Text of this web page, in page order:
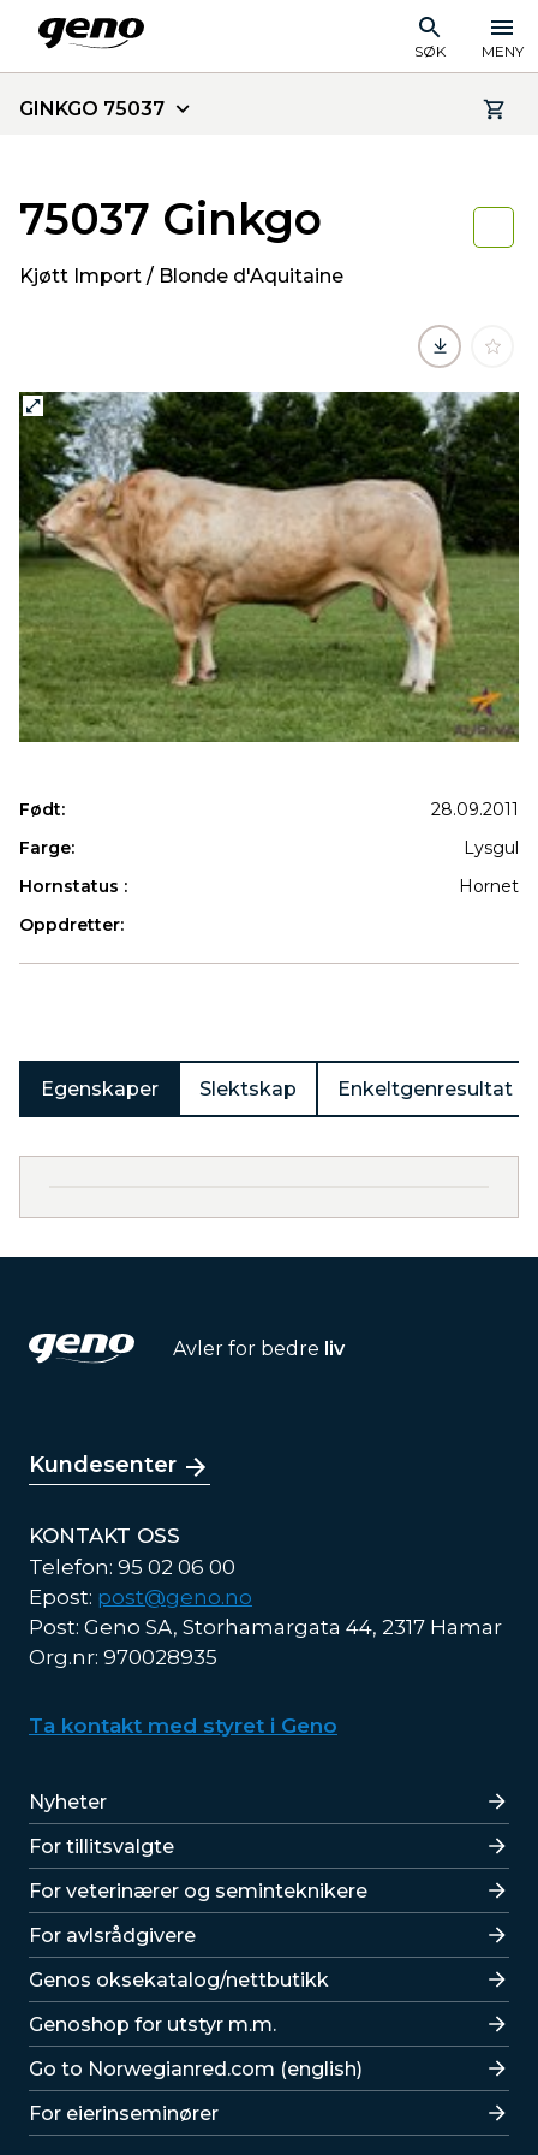
SØK MENY
GINKGO 75037
75037 Ginkgo
Kjøtt Import / Blonde d'Aquitaine
Født:
28.09.2011
Farge:
Lysgul
Hornstatus :
Hornet
Oppdretter:
Egenskaper Slektskap Enkeltgenresultat
Avler for bedre liv
Kundesenter
KONTAKT OSS
Telefon: 95 02 06 00
Epost: post@geno.no
Post: Geno SA, Storhamargata 44, 2317 Hamar
Org.nr: 970028935
Ta kontakt med styret i Geno
Lenker
Nyheter
For tillitsvalgte
For veterinærer og seminteknikere
For avlsrådgivere
Lenker
Genos oksekatalog/nettbutikk
Genoshop for utstyr m.m.
Go to Norwegianred.com (english)
For eierinseminører